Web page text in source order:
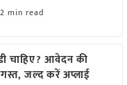
2 min read
चाहिए? आवेदन की
जल्द करें अप्लाई